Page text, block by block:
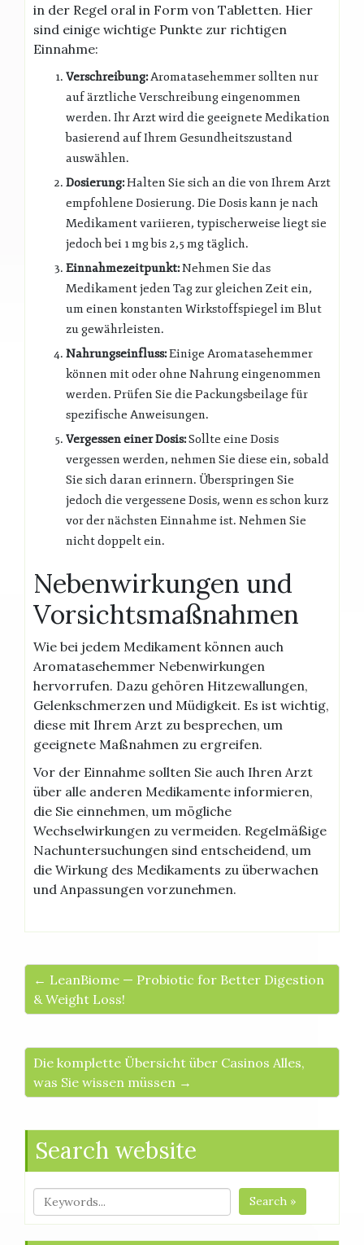
in der Regel oral in Form von Tabletten. Hier
sind einige wichtige Punkte zur richtigen
Einnahme:
Verschreibung:Aromatasehemmer sollten nur
auf ärztliche Verschreibung eingenommen
werden. Ihr Arzt wird die geeignete Medikation
basierend auf Ihrem Gesundheitszustand
auswählen.
Dosierung:Halten Sie sich an die von Ihrem Arzt
empfohlene Dosierung. Die Dosis kann je nach
Medikament variieren, typischerweise liegt sie
jedoch bei 1 mg bis 2,5 mg täglich.
Einnahmezeitpunkt:Nehmen Sie das
Medikament jeden Tag zur gleichen Zeit ein,
um einen konstanten Wirkstoffspiegel im Blut
zu gewährleisten.
Nahrungseinfluss:Einige Aromatasehemmer
können mit oder ohne Nahrung eingenommen
werden. Prüfen Sie die Packungsbeilage für
spezifische Anweisungen.
Vergessen einer Dosis:Sollte eine Dosis
vergessen werden, nehmen Sie diese ein, sobald
Sie sich daran erinnern. Überspringen Sie
jedoch die vergessene Dosis, wenn es schon kurz
vor der nächsten Einnahme ist. Nehmen Sie
nicht doppelt ein.
Nebenwirkungen und
Vorsichtsmaßnahmen
Wie bei jedem Medikament können auch
Aromatasehemmer Nebenwirkungen
hervorrufen. Dazu gehören Hitzewallungen,
Gelenkschmerzen und Müdigkeit. Es ist wichtig,
diese mit Ihrem Arzt zu besprechen, um
geeignete Maßnahmen zu ergreifen.
Vor der Einnahme sollten Sie auch Ihren Arzt
über alle anderen Medikamente informieren,
die Sie einnehmen, um mögliche
Wechselwirkungen zu vermeiden. Regelmäßige
Nachuntersuchungen sind entscheidend, um
die Wirkung des Medikaments zu überwachen
und Anpassungen vorzunehmen.
← LeanBiome — Probiotic for Better Digestion
& Weight Loss!
Die komplette Übersicht über Casinos Alles,
was Sie wissen müssen →
Search website
Search »